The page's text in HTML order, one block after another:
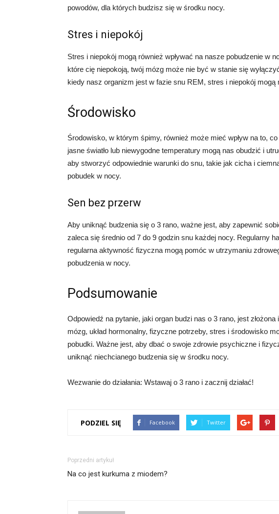
powodów, dla których budzisz się w środku nocy.
Stres i niepokój
Stres i niepokój mogą również wpływać na nasze pobudzenie w
które cię niepokoją, twój mózg może nie być w stanie się
kiedy nasz organizm jest w fazie snu REM, stres i niepokój mogą
Środowisko
Środowisko, w którym śpimy, również może mieć wpływ na to,
jasne światło lub niewygodne temperatury mogą nas obudzić i
aby stworzyć odpowiednie warunki do snu, takie jak cicha i
pobudek w nocy.
Sen bez przerw
Aby uniknąć budzenia się o 3 rano, ważne jest, aby zapewnić
zaleca się średnio od 7 do 9 godzin snu każdej nocy. Regularny
regularna aktywność fizyczna mogą pomóc w utrzymaniu
pobudzenia w nocy.
Podsumowanie
Odpowiedź na pytanie, jaki organ budzi nas o 3 rano, jest
mózg, układ hormonalny, fizyczne potrzeby, stres i środowisko
pobudki. Ważne jest, aby dbać o swoje zdrowie psychiczne i
uniknąć niechcianego budzenia się w środku nocy.
Wezwanie do działania: Wstawaj o 3 rano i zacznij działać!
PODZIEL SIĘ Facebook Twitter
Poprzedni artykuł
Na co jest kurkuma z miodem?